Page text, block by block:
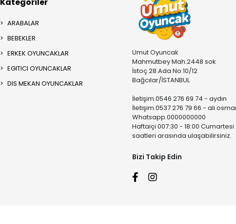
ARABALAR
BEBEKLER
ERKEK OYUNCAKLAR
EGITICI OYUNCAKLAR
DIS MEKAN OYUNCAKLAR
Umut Oyuncak
Mahmutbey Mah.2448 sok
İstoç 28.Ada No:10/12
Bağcılar/İSTANBUL
İletişim.0546 276 69 74 - aydın
İletişim.0537 276 79 66 - ali
Whatsapp.0000000000
Haftaiçi 007:30 - 18:00 Cumartesi
saatleri arasında ulaşabilirsiniz.
Bizi Takip Edin